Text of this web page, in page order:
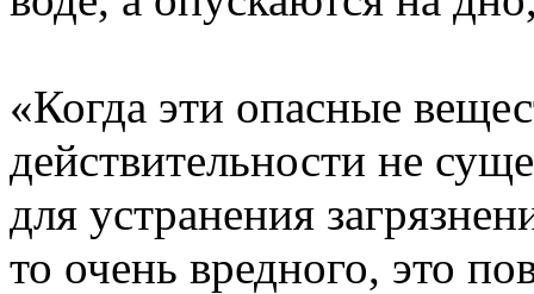
«Когда эти опасные
действительности не
для устранения
то очень вредного, это